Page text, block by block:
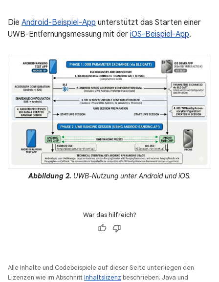
Die Android-Beispiel-App unterstützt das Starten einer
UWB-Entfernungsmessung mit der iOS-Beispiel-App.
Abbildung 2. UWB-Nutzung unter Android und iOS.
War das hilfreich?
Alle Inhalte und Codebeispiele auf dieser Seite unterliegen den
Lizenzen wie im AbschnittInhaltslizenz beschrieben. Java und